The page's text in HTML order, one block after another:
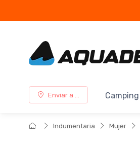
Enviar a ... Camping
Indumentaria Mujer